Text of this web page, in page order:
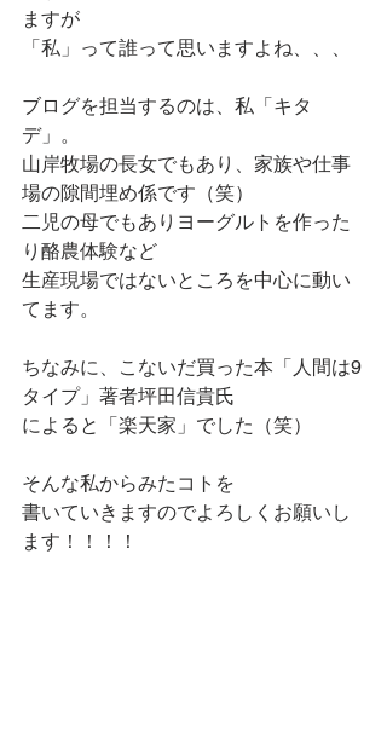
ますが
「私」って誰って思いますよね、、、
ブログを担当するのは、私「キタ
デ」。
山岸牧場の長女でもあり、家族や仕事
場の隙間埋め係です（笑）
二児の母でもありヨーグルトを作った
り酪農体験など
生産現場ではないところを中心に動い
てます。
ちなみに、こないだ買った本「人間は9
タイプ」著者坪田信貴氏
によると「楽天家」でした（笑）
そんな私からみたコトを
書いていきますのでよろしくお願いし
ます！！！！